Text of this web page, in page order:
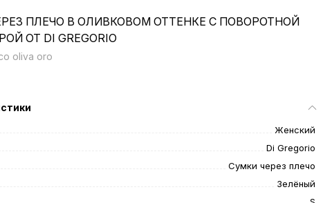
ПЛЕЧО В ОЛИВКОВОМ ОТТЕНКЕ С ПОВОРОТНОЙ
ОТ DI GREGORIO
oliva oro
Женский
Di Gregorio
Сумки через плечо
Зелёный